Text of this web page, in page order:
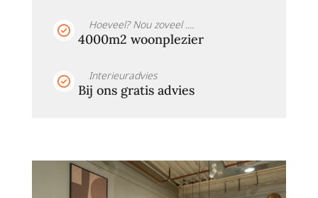
Hoeveel? Nou zoveel ....
4000m2 woonplezier
Interieuradvies
Bij ons gratis advies